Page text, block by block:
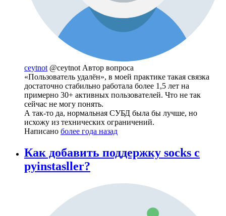
ceytnot @ceytnot Автор вопроса
«Пользователь удалён», в моей практике такая связка
достаточно стабильно работала более 1,5 лет на
примерно 30+ активных пользователей. Что не так
сейчас не могу понять.
А так-то да, нормальная СУБД была бы лучше, но
исхожу из технических ограничений.
Написано более года назад
Как добавить поддержку socks с
pyinstasller?